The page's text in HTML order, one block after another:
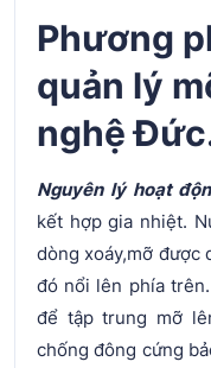
Phương
quản lý
nghệ
Nguyên lý hoạt
kết hợp gia nhiệt.
dòng xoáy,mỡ được
đó nổi lên phía
để tập trung mỡ
chống đông cứng